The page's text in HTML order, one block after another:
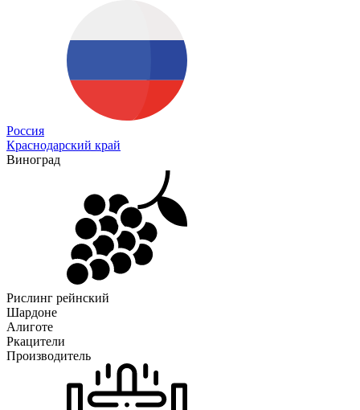
Россия
Краснодарский край
Виноград
Рислинг рейнский
Шардоне
Алиготе
Ркацители
Производитель